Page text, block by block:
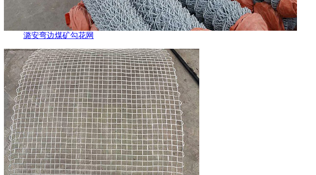
潞安弯边煤矿勾花网